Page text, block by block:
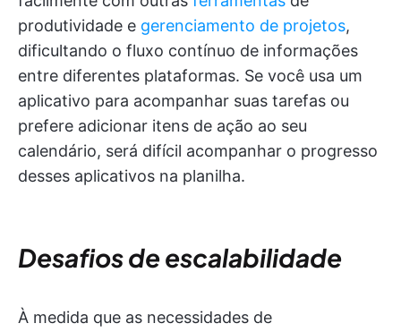
produtividade e gerenciamento de projetos,
dificultando o fluxo contínuo de informações
entre diferentes plataformas. Se você usa um
aplicativo para acompanhar suas tarefas ou
prefere adicionar itens de ação ao seu
calendário, será difícil acompanhar o progresso
desses aplicativos na planilha.
Desafios de escalabilidade
À medida que as necessidades de